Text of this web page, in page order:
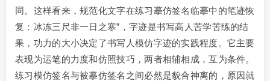
同。这样看来，规范化文字在练习摹仿签名临摹中的笔迹恢
复：冰冻三尺非一日之寒”，字迹是书写高人苦学苦练的结
果，功力的大小决定了书写人模仿字迹的实践程度。它主要
表现为运笔的力度和仿照技巧，两者相辅相成，互为条件。
练习模仿签名与被摹仿签名之间必然是貌合神离的，原因就